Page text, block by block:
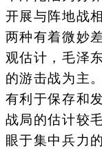
开展与阵地战
两种有着微妙
观估计，毛泽
的游击战为主
有利于保存和
战局的估计较
眼于集中兵力